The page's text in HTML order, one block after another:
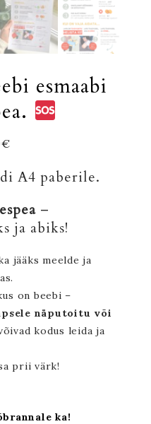
esmaabi
€
A4 paberile.
–
ja abiks!
jääks meelde ja
on beebi –
näputoitu või
kodus leida ja
prii värk!
ka!